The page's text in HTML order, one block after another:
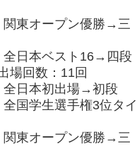
関東オープン優勝→三
全日本ベスト16→四段
場回数：11回
全日本初出場→初段
全国学生選手権3位タイ
関東オープン優勝→三